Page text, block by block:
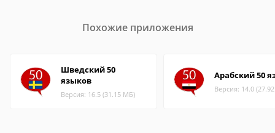
Похожие приложения
Шведский 50
языков
Версия: 16.5 (31.15 МБ)
Арабский 50
Версия: 14.0